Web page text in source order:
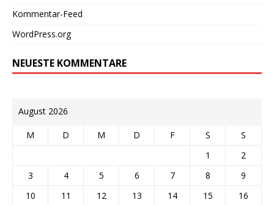
Kommentar-Feed
WordPress.org
NEUESTE KOMMENTARE
August 2026
M D M D F S
S
1
2
3
4 5 6 7 8
9
10
11 12 13 14 15
16